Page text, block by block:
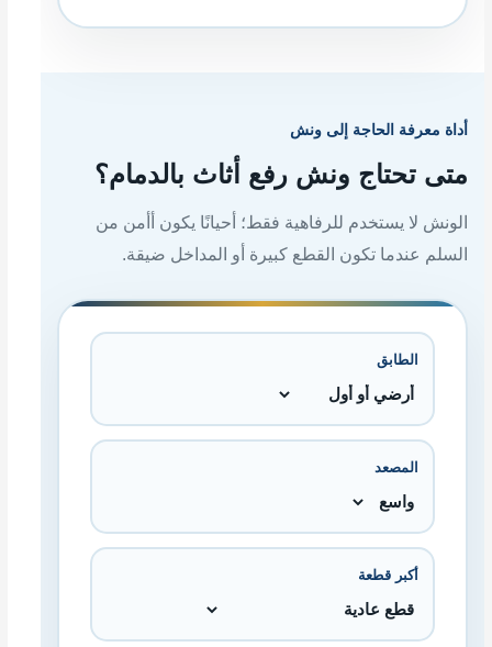
أداة معرفة الحاجة إلى ونش
متى تحتاج ونش رفع أثاث بالدمام؟
الونش لا يستخدم للرفاهية فقط؛ أحيانًا يكون أأمن من
السلم عندما تكون القطع كبيرة أو المداخل ضيقة.
الطابق
المصعد
أكبر قطعة